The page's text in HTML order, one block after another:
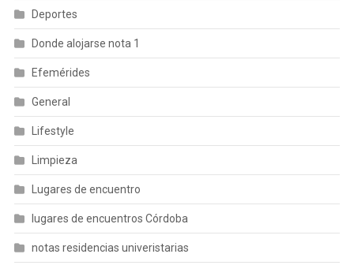
Deportes
Donde alojarse nota 1
Efemérides
General
Lifestyle
Limpieza
Lugares de encuentro
lugares de encuentros Córdoba
notas residencias univeristarias